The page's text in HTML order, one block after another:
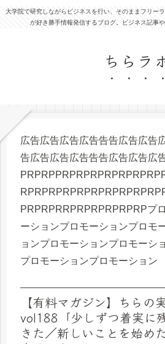
大学院で研究しながらビジネスを行い、そのままフリー
が好き勝手情報発信するブログ。ビジネス記事
ちらラ
広告広告広告広告告告広告広告
告広告広告広告告告広告広告広
PRPRPRRPRPRPRPRPRPプ
ーションプロモーションプロモ
ョンプロモーションプロモーシ
プロモーションプロモーション
【有料マガジン】ちらの
vol188「少しずつ着実に
きた／新しいことを始め